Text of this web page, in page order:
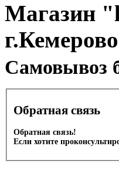
Магазин
Cамовывоз
Обратная связь
Обратная связь!
Если хотите